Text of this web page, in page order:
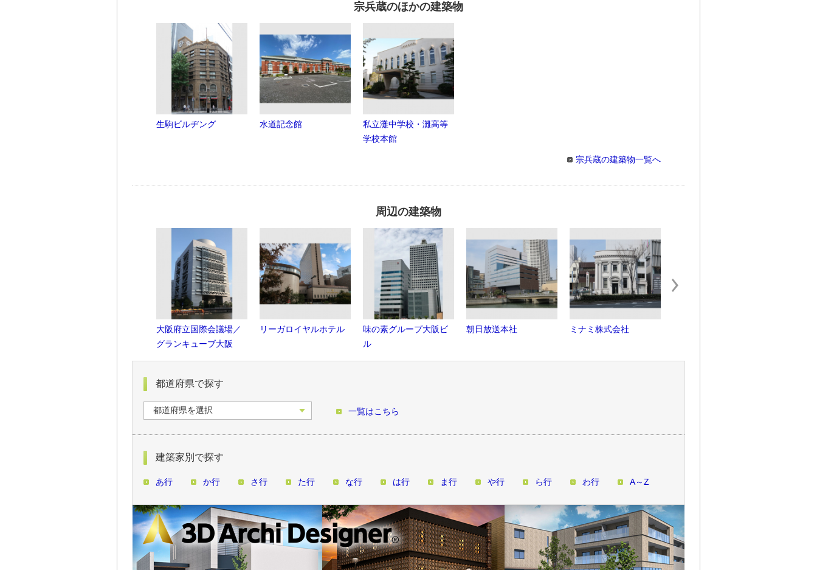
宗兵蔵のほかの建築物
生駒ビルヂング 水道記念館
私立灘中学校・灘高等
学校本館
宗兵蔵の建築物一覧へ
周辺の建築物
大阪府立国際会議場／
グランキューブ大阪
リーガロイヤルホテル
味の素グループ大阪ビ
ル
朝日放送本社 ミナミ株式会社
都道府県で探す
一覧はこちら
建築家別で探す
あ行 か行 さ行 た行 な行 は行 ま行 や行 ら行 わ行 A～Z